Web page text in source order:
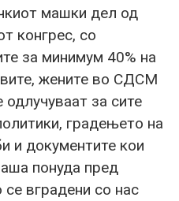
машки дел од
конгрес, со
за минимум 40% на
жените во СДСМ
за сите
градењето на
и документите кои
понуда пред
се вградени со нас